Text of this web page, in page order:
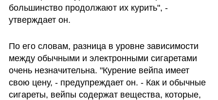
большинство продолжают их курить", -
утверждает он.
По его словам, разница в уровне зависимости
между обычными и электронными сигаретами
очень незначительна. "Курение вейпа имеет
свою цену, - предупреждает он. - Как и обычные
сигареты, вейпы содержат вещества, которые,